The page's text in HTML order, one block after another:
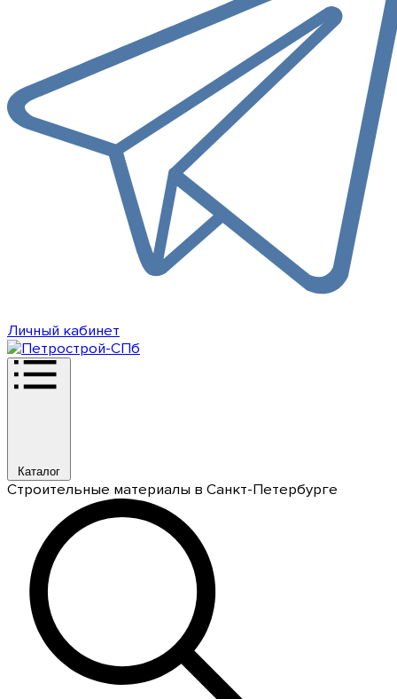
Личный кабинет
Каталог
Строительные материалы в Санкт-Петербурге